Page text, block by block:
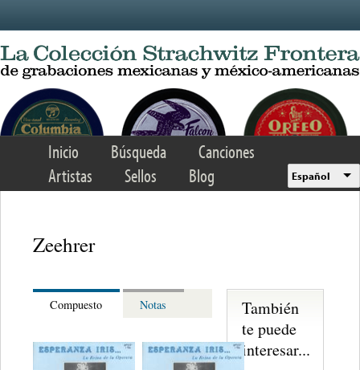
Inicio Búsqueda
Canciones
Artistas
Sellos Blog Español
Zeehrer
Compuesto Notas
También
te puede
interesar...